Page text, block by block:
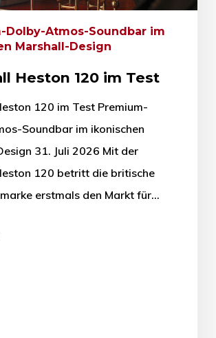
Dolby-Atmos-Soundbar im
Marshall-Design
Heston 120 im Test
120 im Test Premium-
Soundbar im ikonischen
31. Juli 2026 Mit der
120 betritt die britische
erstmals den Markt für…